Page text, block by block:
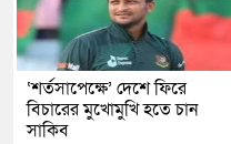
‘শর্তসাপেক্ষে’ দেশে ফিরে
বিচারের মুখোমুখি হতে চান
সাকিব